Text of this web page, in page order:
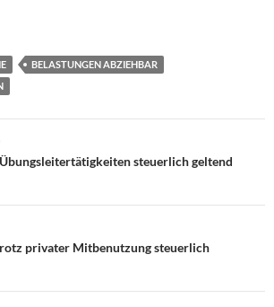
BELASTUNGEN ABZIEHBAR
steuerlich geltend
privater Mitbenutzung steuerlich